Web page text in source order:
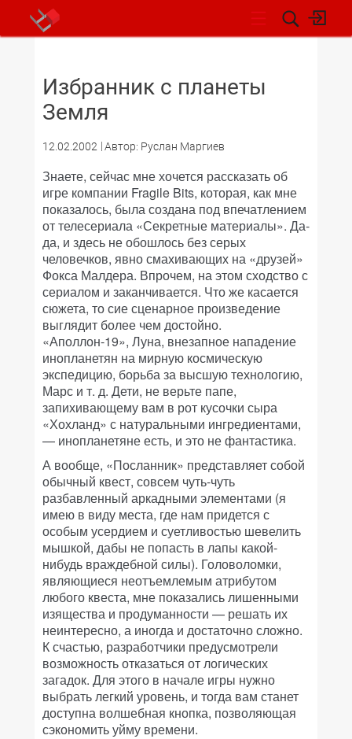
Избранник с планеты
Земля
12.02.2002 Автор: Руслан Маргиев
Знаете, сейчас мне хочется рассказать об
игре компании Fragile Bits, которая, как мне
показалось, была создана под впечатлением
от телесериала «Секретные материалы». Да-
да, и здесь не обошлось без серых
человечков, явно смахивающих на «друзей»
Фокса Малдера. Впрочем, на этом сходство с
сериалом и заканчивается. Что же касается
сюжета, то сие сценарное произведение
выглядит более чем достойно.
«Аполлон-19», Луна, внезапное нападение
инопланетян на мирную космическую
экспедицию, борьба за высшую технологию,
Марс и т. д. Дети, не верьте папе,
запихивающему вам в рот кусочки сыра
«Хохланд» с натуральными ингредиентами,
— инопланетяне есть, и это не фантастика.
А вообще, «Посланник» представляет собой
обычный квест, совсем чуть-чуть
разбавленный аркадными элементами (я
имею в виду места, где нам придется с
особым усердием и суетливостью шевелить
мышкой, дабы не попасть в лапы какой-
нибудь враждебной силы). Головоломки,
являющиеся неотъемлемым атрибутом
любого квеста, мне показались лишенными
изящества и продуманности — решать их
неинтересно, а иногда и достаточно сложно.
К счастью, разработчики предусмотрели
возможность отказаться от логических
загадок. Для этого в начале игры нужно
выбрать легкий уровень, и тогда вам станет
доступна волшебная кнопка, позволяющая
сэкономить уйму времени.